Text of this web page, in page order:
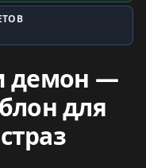
демон —
для